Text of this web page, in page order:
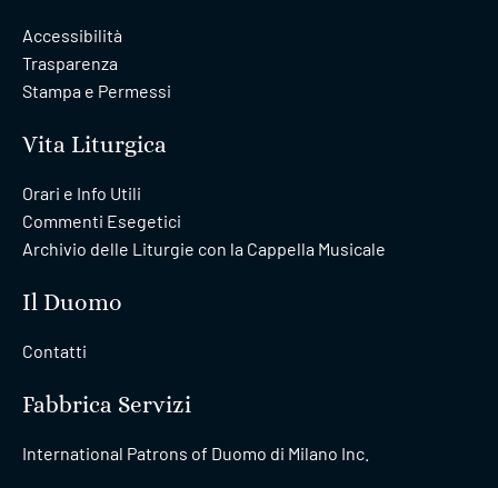
Accessibilità
Trasparenza
Stampa e Permessi
Vita Liturgica
Orari e Info Utili
Commenti Esegetici
Archivio delle Liturgie con la Cappella Musicale
Il Duomo
Contatti
Fabbrica Servizi
International Patrons of Duomo di Milano Inc.